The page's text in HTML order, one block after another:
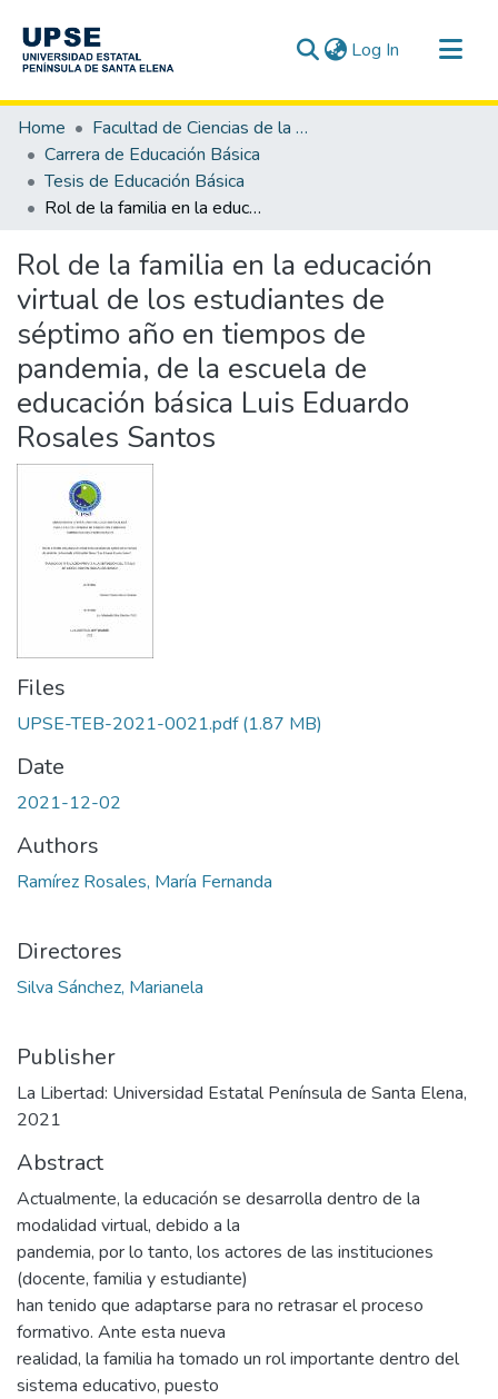
Log In (current)
Communities & Collections
All of DSpace
Statistics
Home
Facultad de Ciencias de la Educación e Idiomas
Carrera de Educación Básica
Tesis de Educación Básica
Rol de la familia en la educación virtual de los estudiantes de séptimo año en tiempos de pandemia, de la escuela de educación básica Luis Eduardo Rosales Santos
Rol de la familia en la educación
virtual de los estudiantes de
séptimo año en tiempos de
pandemia, de la escuela de
educación básica Luis Eduardo
Rosales Santos
Files
UPSE-TEB-2021-0021.pdf(1.87 MB)
Date
2021-12-02
Authors
Ramírez Rosales, María Fernanda
Directores
Silva Sánchez, Marianela
Publisher
La Libertad: Universidad Estatal Península de Santa Elena,
2021
Abstract
Actualmente, la educación se desarrolla dentro de la
modalidad virtual, debido a la
pandemia, por lo tanto, los actores de las instituciones
(docente, familia y estudiante)
han tenido que adaptarse para no retrasar el proceso
formativo. Ante esta nueva
realidad, la familia ha tomado un rol importante dentro del
sistema educativo, puesto